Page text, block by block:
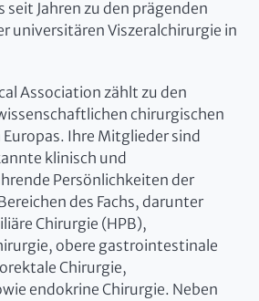
seit Jahren zu den prägenden
universitären Viszeralchirurgie in
Association zählt zu den
chirurgischen
Ihre Mitglieder sind
klinisch und
Persönlichkeiten der
des Fachs, darunter
Chirurgie (HPB),
obere gastrointestinale
Chirurgie,
endokrine Chirurgie. Neben